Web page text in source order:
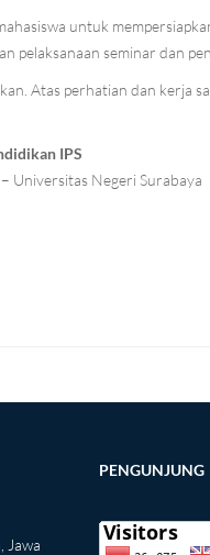
untuk
pelaksanaan seminar dan
Atas perhatian dan kerja
IPS
Universitas Negeri Surabaya
Jawa
PENGUNJUNG